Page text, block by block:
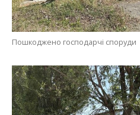
Пошкоджено господарчі споруди